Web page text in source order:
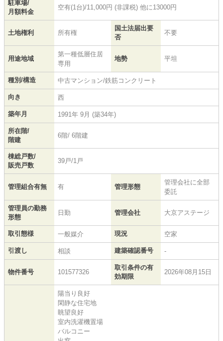
駐車場/
月額料金
空有(1台)/11,000円 (非課税) 他に13000円
土地権利 所有権
国土法届出要
否
不要
用途地域
第一種低層住居
専用
地勢 平坦
種別/構造 中古マンション/鉄筋コンクリート
向き 西
築年月 1991年 9月 (築34年)
所在階/
階建
6階/ 6階建
棟総戸数/
販売戸数
39戸/1戸
管理組合有無 有 管理形態
管理会社に全部
委託
管理員の勤務
形態
日勤 管理会社 大京アステージ
取引態様 一般媒介 現況 空家
引渡し 相談 建築確認番号 -
物件番号 101577326
取引条件の有
効期限
2026年08月15日
陽当り良好
閑静な住宅地
眺望良好
室内洗濯機置場
バルコニー